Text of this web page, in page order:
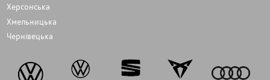
Херсонська
Хмельницька
Чернівецька